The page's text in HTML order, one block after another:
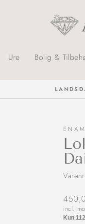
Ure Bolig &
incl.